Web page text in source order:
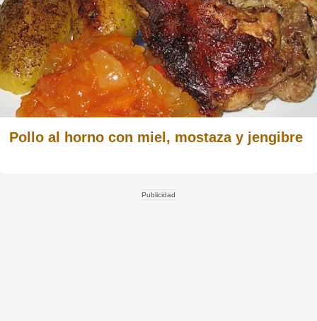
Pollo al horno con miel, mostaza y jengibre
Publicidad